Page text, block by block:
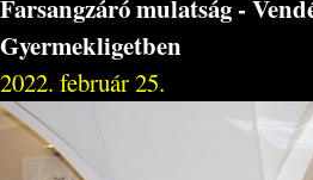
Farsangzáró mulatság -
Gyermekligetben
2022. február 25.